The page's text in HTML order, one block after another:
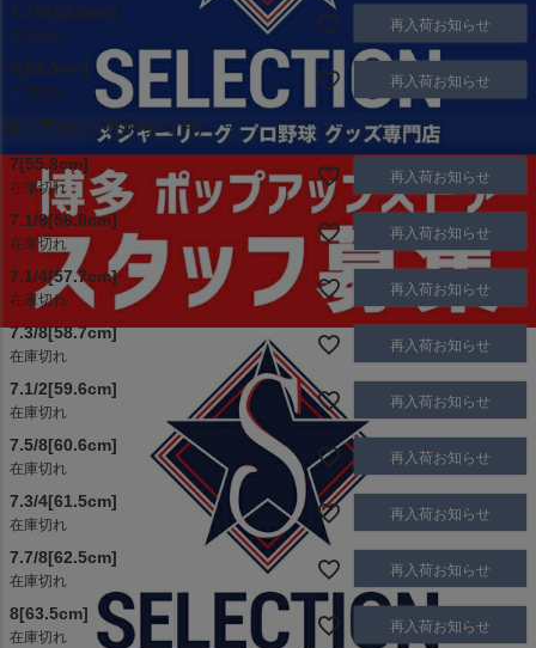
7.7/8[62.5cm]
在庫切れ
再入荷お知らせ
8[63.5cm]
在庫切れ
再入荷お知らせ
取り寄せ(1ヶ月から2ヶ月)
7[55.8cm]
在庫切れ
再入荷お知らせ
7.1/8[56.8cm]
在庫切れ
再入荷お知らせ
7.1/4[57.7cm]
在庫切れ
再入荷お知らせ
7.3/8[58.7cm]
在庫切れ
再入荷お知らせ
7.1/2[59.6cm]
在庫切れ
再入荷お知らせ
7.5/8[60.6cm]
在庫切れ
再入荷お知らせ
7.3/4[61.5cm]
在庫切れ
再入荷お知らせ
7.7/8[62.5cm]
在庫切れ
再入荷お知らせ
8[63.5cm]
在庫切れ
再入荷お知らせ